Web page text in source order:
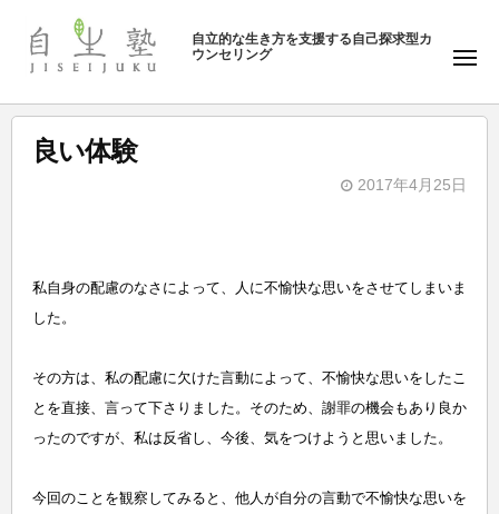
ン
自
塾
自立的な生き方を支援する自己探求型カ
ウンセリング
メ
ュ
ー
良い体験
2017年4月25日
生
塾
私自身の配慮のなさによって、人に不愉快な思いをさせてしまいま
した。
その方は、私の配慮に欠けた言動によって、不愉快な思いをしたこ
とを直接、言って下さりました。そのため、謝罪の機会もあり良か
ったのですが、私は反省し、今後、気をつけようと思いました。
今回のことを観察してみると、他人が自分の言動で不愉快な思いを